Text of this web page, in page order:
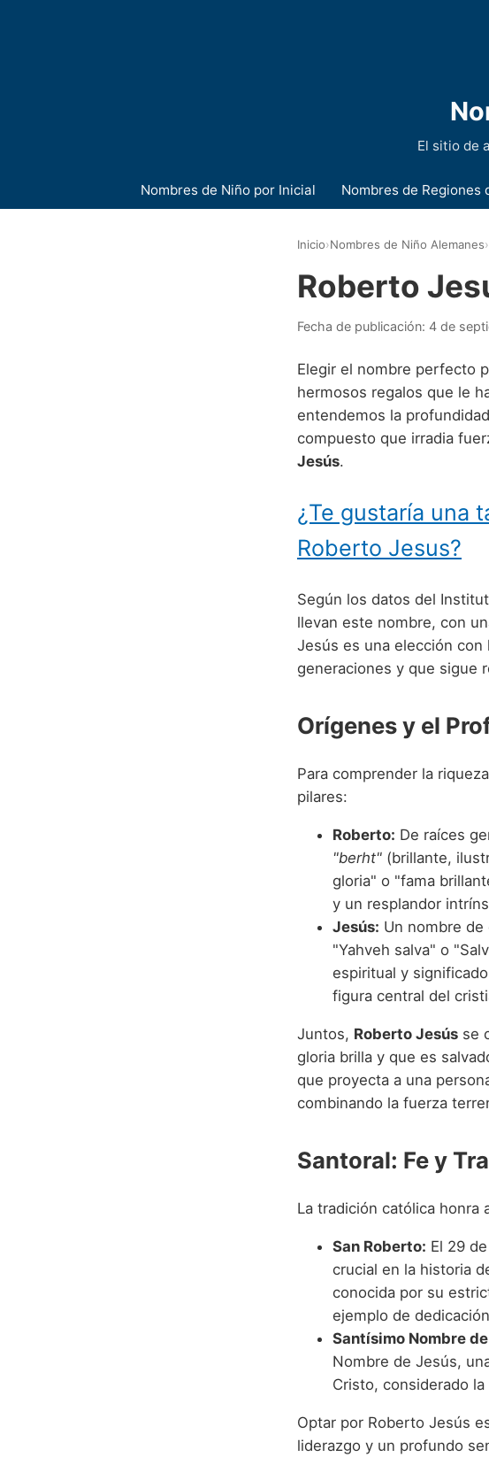
El sitio de
Nombres de Niño por Inicial Nombres de Regiones
Inicio›Nombres de Niño Alemanes›
Roberto
Fecha de publicación: 4 de
Elegir el nombre perfecto
hermosos regalos que le
entendemos la
compuesto que irradia
Jesús.
¿Te gustaría una
Roberto Jesus?
Según los datos del
llevan este nombre, con
Jesús es una elección
generaciones y que sigue
Orígenes y el
Para comprender la
pilares:
Roberto: De raíces
"berht" (brillante,
gloria" o "fama
y un resplandor
Jesús: Un nombre
"Yahveh salva" o
espiritual y
figura central del
Juntos, Roberto Jesús se
gloria brilla y que es
que proyecta a una
combinando la fuerza
Santoral: Fe y
La tradición católica honra
San Roberto: El 29
crucial en la historia
conocida por su
ejemplo de
Santísimo Nombre
Nombre de Jesús,
Cristo, considerado
Optar por Roberto Jesús
liderazgo y un profundo